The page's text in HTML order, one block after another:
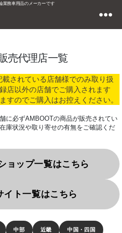
業務車用品のメーカーです
売代理店一覧
されている店舗様でのみ取り扱
店以外の店舗でご購入されます
すのでご購入はお控えください。
に必ずAMBOOTの商品が販売されてい
庫状況や取り寄せの有無をご確認くだ
ョップ一覧はこちら
イト一覧はこちら
中部 近畿 中国・四国